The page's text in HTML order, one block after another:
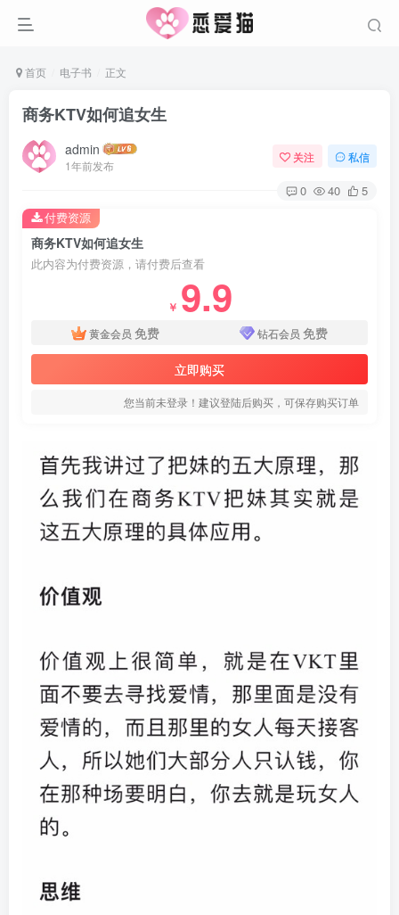
首页 电子书 正文
商务KTV如何追女生
admin
1年前发布
关注 私信
0 40 5
商务KTV如何追女生
此内容为付费资源，请付费后查看
￥ 9.9
黄金会员 免费 钻石会员 免费
立即购买
您当前未登录！建议登陆后购买，可保存购买订单
付费资源